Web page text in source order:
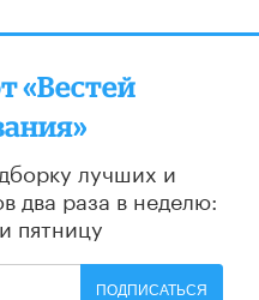
«Вестей
лучших и
два раза в неделю:
пятницу
ПОДПИСАТЬСЯ